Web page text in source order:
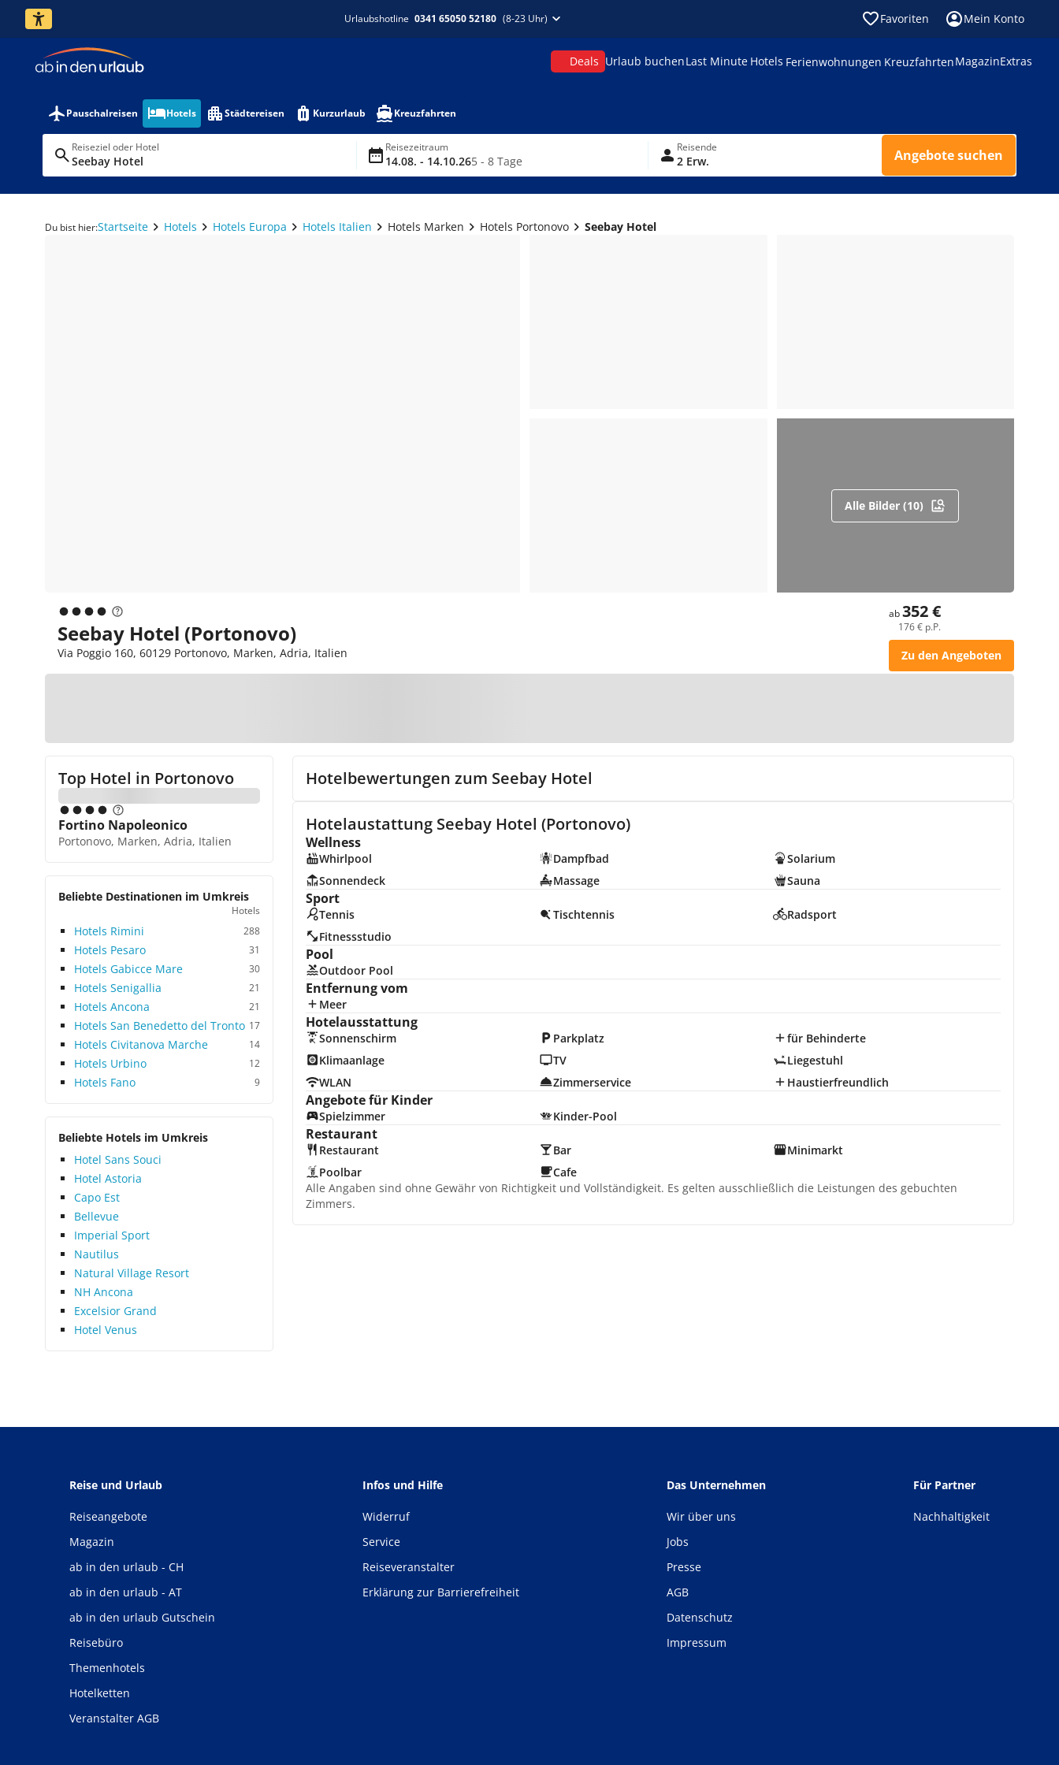
Urlaubshotline 0341 65050 52180 (8-23 Uhr) Favoriten Mein Konto
Deals Urlaub buchenLast Minute Hotels Ferienwohnungen KreuzfahrtenMagazinExtras
Pauschalreisen Hotels Städtereisen Kurzurlaub Kreuzfahrten
Reiseziel oder Hotel
Seebay Hotel
Reisezeitraum
14.08. - 14.10.265 - 8 Tage
Reisende
2 Erw. Angebote suchen
Du bist hier:Startseite Hotels Hotels Europa Hotels Italien Hotels Marken Hotels Portonovo Seebay Hotel
Alle Bilder (10)
Seebay Hotel (Portonovo)
Via Poggio 160, 60129 Portonovo, Marken, Adria, Italien
ab352 €
176 € p.P.
Zu den Angeboten
Top Hotel in Portonovo
Fortino Napoleonico
Portonovo, Marken, Adria, Italien
Beliebte Destinationen im Umkreis
Hotels
Hotels Rimini 288
Hotels Pesaro 31
Hotels Gabicce Mare 30
Hotels Senigallia 21
Hotels Ancona 21
Hotels San Benedetto del Tronto 17
Hotels Civitanova Marche 14
Hotels Urbino 12
Hotels Fano 9
Beliebte Hotels im Umkreis
Hotel Sans Souci
Hotel Astoria
Capo Est
Bellevue
Imperial Sport
Nautilus
Natural Village Resort
NH Ancona
Excelsior Grand
Hotel Venus
Hotelbewertungen zum Seebay Hotel
Hotelaustattung Seebay Hotel (Portonovo)
Wellness
Whirlpool Dampfbad
Solarium
Sonnendeck
Massage Sauna
Sport
Tennis Tischtennis
Radsport
Fitnessstudio
Pool
Outdoor Pool
Entfernung vom
Meer
Hotelausstattung
Sonnenschirm Parkplatz
für Behinderte
Klimaanlage
TV
Liegestuhl
WLAN
Zimmerservice Haustierfreundlich
Angebote für Kinder
Spielzimmer Kinder-Pool
Restaurant
Restaurant Bar
Minimarkt
Poolbar
Cafe
Alle Angaben sind ohne Gewähr von Richtigkeit und Vollständigkeit. Es gelten ausschließlich die Leistungen des gebuchten
Zimmers.
Reise und Urlaub
Reiseangebote
Magazin
ab in den urlaub - CH
ab in den urlaub - AT
ab in den urlaub Gutschein
Reisebüro
Themenhotels
Hotelketten
Veranstalter AGB
Infos und Hilfe
Widerruf
Service
Reiseveranstalter
Erklärung zur Barrierefreiheit
Das Unternehmen
Wir über uns
Jobs
Presse
AGB
Datenschutz
Impressum
Für Partner
Nachhaltigkeit